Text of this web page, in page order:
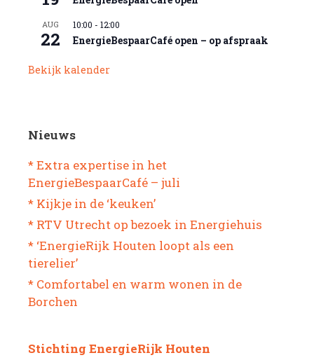
AUG
22
10:00 - 12:00
EnergieBespaarCafé open – op afspraak
Bekijk kalender
Nieuws
* Extra expertise in het
EnergieBespaarCafé – juli
* Kijkje in de ‘keuken’
* RTV Utrecht op bezoek in Energiehuis
* ‘EnergieRijk Houten loopt als een
tierelier’
* Comfortabel en warm wonen in de
Borchen
Stichting EnergieRijk Houten